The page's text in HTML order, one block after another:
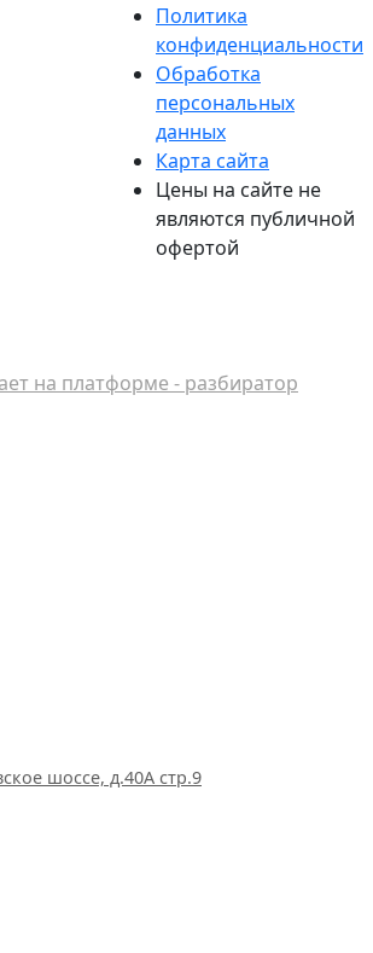
Политика
конфиденциальности
Обработка
персональных
данных
Карта сайта
Цены на сайте не
являются публичной
офертой
на платформе - разбиратор
шоссе, д.40А стр.9